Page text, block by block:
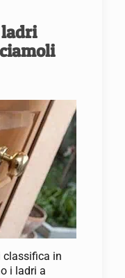
classifica in
i ladri a